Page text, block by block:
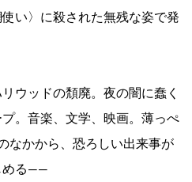
い〉に殺された無残な姿で発
ウッドの頽廃。夜の闇に蠢く
。音楽、文学、映画。薄っぺ
なかから、恐ろしい出来事が
める――